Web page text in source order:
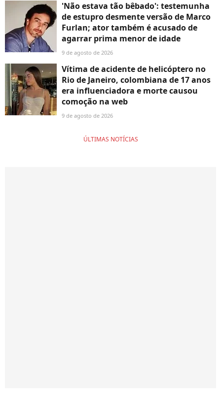
'Não estava tão bêbado': testemunha
de estupro desmente versão de Marco
Furlan; ator também é acusado de
agarrar prima menor de idade
9 de agosto de 2026
Vítima de acidente de helicóptero no
Rio de Janeiro, colombiana de 17 anos
era influenciadora e morte causou
comoção na web
9 de agosto de 2026
ÚLTIMAS NOTÍCIAS